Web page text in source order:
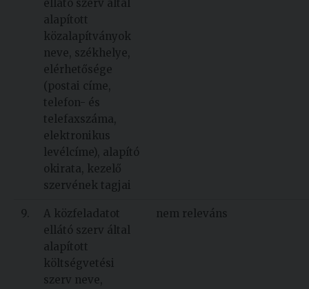
ellátó szerv által
alapított
közalapítványok
neve, székhelye,
elérhetősége
(postai címe,
telefon- és
telefaxszáma,
elektronikus
levélcíme), alapító
okirata, kezelő
szervének tagjai
9.
A közfeladatot
ellátó szerv által
alapított
költségvetési
szerv neve,
nem releváns